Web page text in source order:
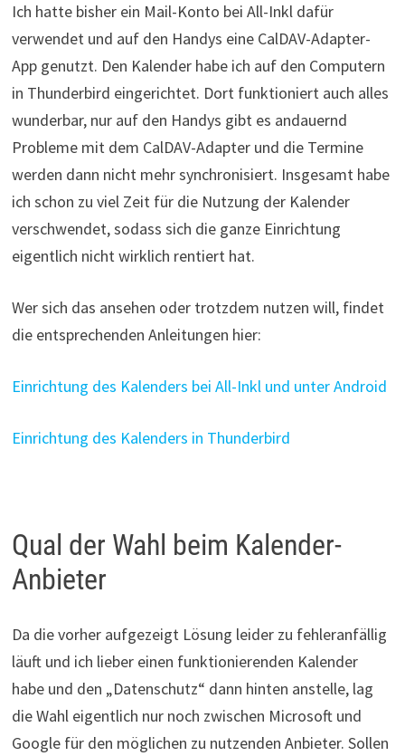
Ich hatte bisher ein Mail-Konto bei All-Inkl dafür
verwendet und auf den Handys eine CalDAV-Adapter-
App genutzt. Den Kalender habe ich auf den Computern
in Thunderbird eingerichtet. Dort funktioniert auch alles
wunderbar, nur auf den Handys gibt es andauernd
Probleme mit dem CalDAV-Adapter und die Termine
werden dann nicht mehr synchronisiert. Insgesamt habe
ich schon zu viel Zeit für die Nutzung der Kalender
verschwendet, sodass sich die ganze Einrichtung
eigentlich nicht wirklich rentiert hat.
Wer sich das ansehen oder trotzdem nutzen will, findet
die entsprechenden Anleitungen hier:
Einrichtung des Kalenders bei All-Inkl und unter Android
Einrichtung des Kalenders in Thunderbird
Qual der Wahl beim Kalender-
Anbieter
Da die vorher aufgezeigt Lösung leider zu fehleranfällig
läuft und ich lieber einen funktionierenden Kalender
habe und den „Datenschutz“ dann hinten anstelle, lag
die Wahl eigentlich nur noch zwischen Microsoft und
Google für den möglichen zu nutzenden Anbieter. Sollen